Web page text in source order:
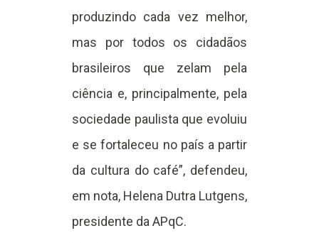
produzindo cada vez melhor,
mas por todos os cidadãos
brasileiros que zelam pela
ciência e, principalmente, pela
sociedade paulista que evoluiu
e se fortaleceu no país a partir
da cultura do café”, defendeu,
em nota, Helena Dutra Lutgens,
presidente da APqC.